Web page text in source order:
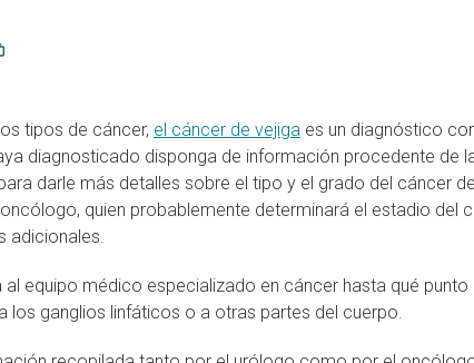
tipos de cáncer, el cáncer de vejiga es un diagnóstico
diagnosticado disponga de información procedente de
darle más detalles sobre el tipo y el grado del cáncer
quien probablemente determinará el estadio del
adicionales.
equipo médico especializado en cáncer hasta qué
los ganglios linfáticos o a otras partes del cuerpo.